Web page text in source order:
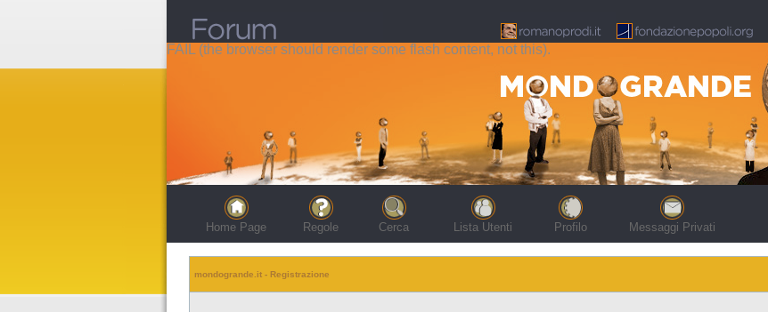
FAIL (the browser should render some flash content, not this).
Home Page Regole Cerca Lista Utenti Profilo Messaggi Privati
mondogrande.it - Registrazione